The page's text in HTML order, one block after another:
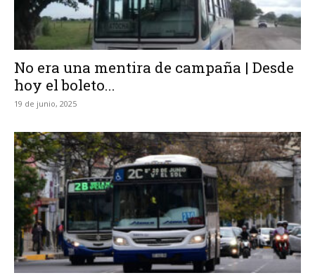
No era una mentira de campaña | Desde
hoy el boleto...
19 de junio, 2025